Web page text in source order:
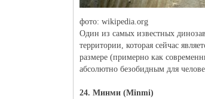
фото: wikipedia.org
Один из самых известных
территории, которая сейчас
размере (примерно как
абсолютно безобидным для
24. Минми (Minmi)